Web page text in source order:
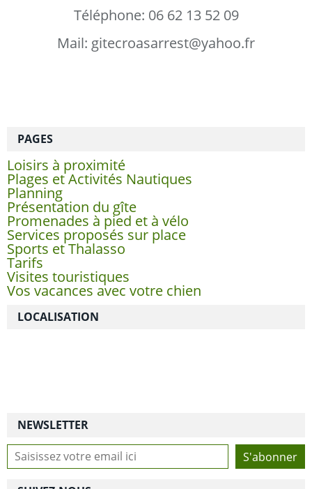
NEWSLETTER
PAGES
Loisirs à proximité
Plages et Activités Nautiques
Planning
Présentation du gîte
Promenades à pied et à vélo
Services proposés sur place
Sports et Thalasso
Tarifs
Visites touristiques
Vos vacances avec votre chien
Téléphone: 06 62 13 52 09
Mail: gitecroasarrest@yahoo.fr
LOCALISATION